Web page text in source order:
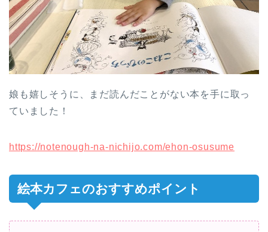
娘も嬉しそうに、まだ読んだことがない本を手に取っ
ていました！
https://notenough-na-nichijo.com/ehon-osusume
絵本カフェのおすすめポイント